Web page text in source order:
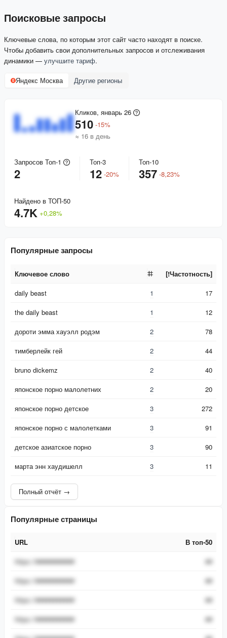
Поисковые запросы
Ключевые слова, по которым этот сайт часто находят в поиске.
Чтобы добавить свои дополнительных запросов и отслеживания
динамики — улучшите тариф.
Яндекс Москва Другие регионы
Кликов, январь 26
510 -15%
≈ 16 в день
Запросов Топ-1
2
Топ-3
12 -20%
Топ-10
357 -8,23%
Найдено в ТОП-50
4.7K +0,28%
Популярные запросы
Ключевое слово
[!Частотность]
Ключевое слово
daily beast 1
17
the daily beast
1
12
дороти эмма хауэлл родэм
2
78
тимберлейк гей
2
44
bruno dickemz
2
40
японское порно малолетних
2
20
японское порно детское
3
272
японское порно с малолетками
3
91
детское азиатское порно
3
90
марта энн хаудишелл
3 11
Полный отчёт →
Популярные страницы
URL
В топ-50
URL
https://###########
##
https://###########
##
https://###########
##
https://###########
##